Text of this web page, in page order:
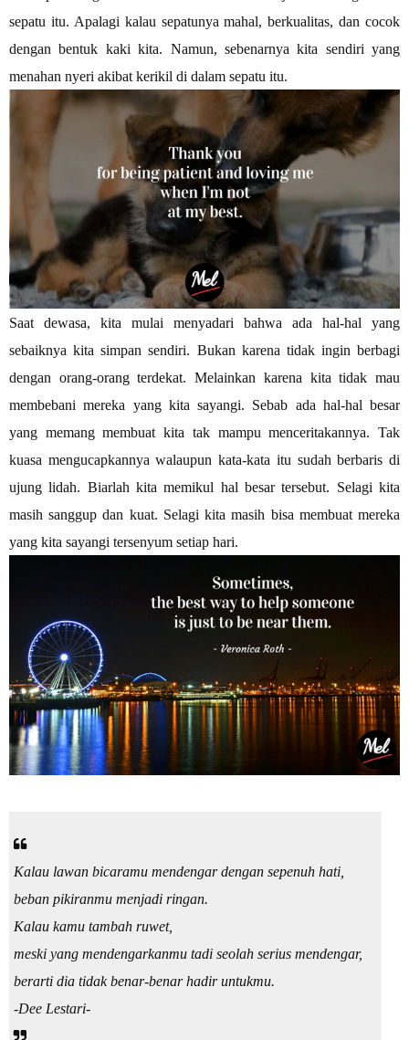
sepatu itu. Apalagi kalau sepatunya mahal, berkualitas, dan cocok
dengan bentuk kaki kita. Namun, sebenarnya kita sendiri yang
menahan nyeri akibat kerikil di dalam sepatu itu.
Saat dewasa, kita mulai menyadari bahwa ada hal-hal yang
sebaiknya kita simpan sendiri. Bukan karena tidak ingin berbagi
dengan orang-orang terdekat. Melainkan karena kita tidak mau
membebani mereka yang kita sayangi. Sebab ada hal-hal besar
yang memang membuat kita tak mampu menceritakannya. Tak
kuasa mengucapkannya walaupun kata-kata itu sudah berbaris di
ujung lidah. Biarlah kita memikul hal besar tersebut. Selagi kita
masih sanggup dan kuat. Selagi kita masih bisa membuat mereka
yang kita sayangi tersenyum setiap hari.
Kalau lawan bicaramu mendengar dengan sepenuh hati,
beban pikiranmu menjadi ringan.
Kalau kamu tambah ruwet,
meski yang mendengarkanmu tadi seolah serius mendengar,
berarti dia tidak benar-benar hadir untukmu.
-Dee Lestari-